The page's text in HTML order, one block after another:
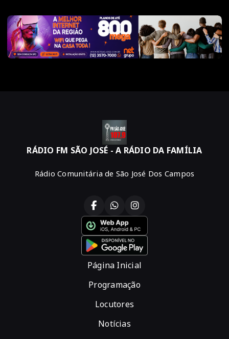
RÁDIO FM SÃO JOSÉ - A RÁDIO DA FAMÍLIA
Rádio Comunitária de São José Dos Campos
Página Inicial
Programação
Locutores
Notícias